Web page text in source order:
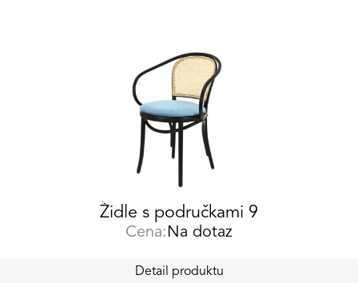
Židle s područkami 9
Cena: Na dotaz
Detail produktu